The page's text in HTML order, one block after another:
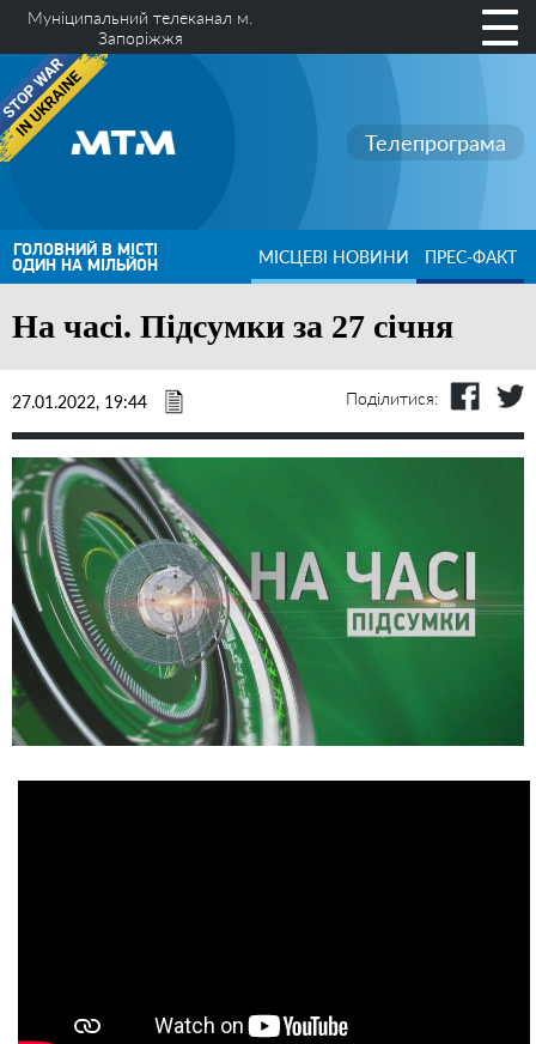
Муніципальний телеканал м.
Запоріжжя
Телепрограма
ГОЛОВНИЙ В МІСТІ
ОДИН НА МІЛЬЙОН МІСЦЕВІ НОВИНИ ПРЕС-ФАКТ
На часі. Підсумки за 27 січня
27.01.2022, 19:44 Поділитися: